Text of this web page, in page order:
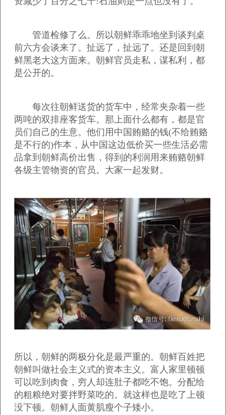
管道检修了么。所以朝鲜乖乖地坐到谈判桌
前六方会谈来了。扯远了，扯远了。还是回到朝
鲜黑老大这方面来。朝鲜官员走私，谋私利，都
是公开的。
每次往朝鲜送货的货车中，经常夹杂着一些
两吨的双排座客货车。那上面什么都有，都是官
员们自己的生意。他们用中国贿赂的钱(不给贿赂
是不行的)作本，从中国这边低价买一些生活必需
品拿到朝鲜高价出售，得到的利润用来贿赂朝鲜
各级主管物资的官员。大家一起发财。
所以，朝鲜的两极分化是最严重的。朝鲜百姓把
朝鲜叫做社会主义式的资本主义。富人家里顿顿
可以吃到肉食，穷人却连肚子都吃不饱。分配给
的粗粮绝对要拌野菜吃的。就这样也是吃了上顿
没下顿。朝鲜人面黄肌瘦个子矮小。